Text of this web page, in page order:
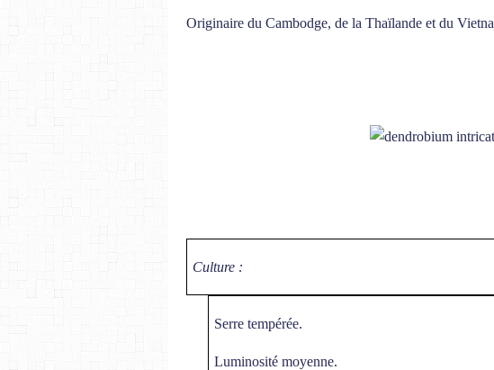
Originaire du Cambodge, de la Thaïlande et du
Culture :
Serre tempérée.
Luminosité moyenne.